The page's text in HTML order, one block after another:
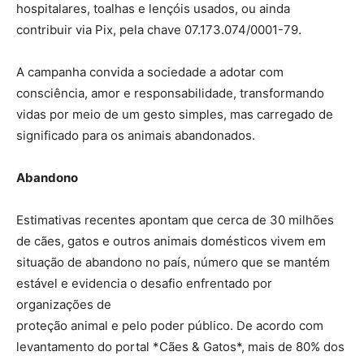
hospitalares, toalhas e lençóis usados, ou ainda
contribuir via Pix, pela chave 07.173.074/0001-79.
A campanha convida a sociedade a adotar com
consciência, amor e responsabilidade, transformando
vidas por meio de um gesto simples, mas carregado de
significado para os animais abandonados.
Abandono
Estimativas recentes apontam que cerca de 30 milhões
de cães, gatos e outros animais domésticos vivem em
situação de abandono no país, número que se mantém
estável e evidencia o desafio enfrentado por
organizações de
proteção animal e pelo poder público. De acordo com
levantamento do portal *Cães & Gatos*, mais de 80% dos